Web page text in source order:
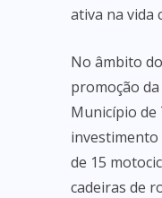
ativa na vida
No âmbito
promoção
Município
investimento
de 15
cadeiras de